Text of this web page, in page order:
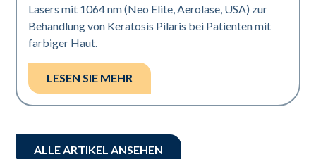
Lasers mit 1064 nm (Neo Elite, Aerolase, USA) zur
Behandlung von Keratosis Pilaris bei Patienten mit
farbiger Haut.
LESEN SIE MEHR
ALLE ARTIKEL ANSEHEN